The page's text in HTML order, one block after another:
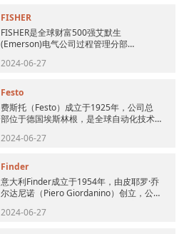
FISHER
FISHER是全球财富500强艾默生
(Emerson)电气公司过程管理分部
的一部分...
2024-06-27
Festo
费斯托（Festo）成立于1925年，公司总
部位于德国埃斯林根，是全球自动化技术
场领袖。Festo是...
2024-06-27
Finder
意大利Finder成立于1954年，由皮耶罗·乔
尔达尼诺（Piero Giordanino）创立，公
2024-06-27